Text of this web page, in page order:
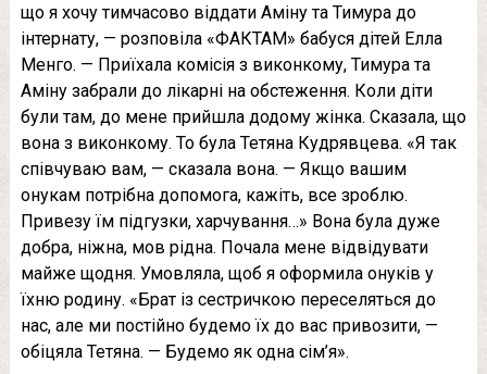
що я хочу тимчасово віддати Аміну та Тимура до
інтернату, — розповіла «ФАКТАМ» бабуся дітей Елла
Менго. — Приїхала комісія з виконкому, Тимура та
Аміну забрали до лікарні на обстеження. Коли діти
були там, до мене прийшла додому жінка. Сказала, що
вона з виконкому. То була Тетяна Кудрявцева. «Я так
співчуваю вам, — сказала вона. — Якщо вашим
онукам потрібна допомога, кажіть, все зроблю.
Привезу їм підгузки, харчування…» Вона була дуже
добра, ніжна, мов рідна. Почала мене відвідувати
майже щодня. Умовляла, щоб я оформила онуків у
їхню родину. «Брат із сестричкою переселяться до
нас, але ми постійно будемо їх до вас привозити, —
обіцяла Тетяна. — Будемо як одна сім’я».